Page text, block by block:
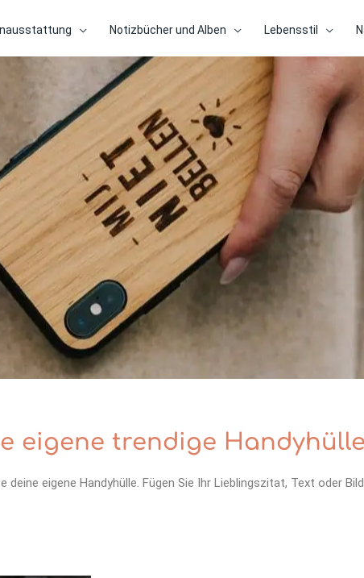
Notizbücher und Alben Lebensstil
eigene trendige
deine eigene Handyhülle. Fügen Sie Ihr Lieblingszitat, Text oder